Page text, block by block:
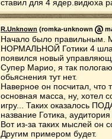
ставил для 4 ядер.видюха
R.Unknown (romka-unknown
Начало было правильным.
НОРМАЛЬНОЙ Готики 4 шла
появился новый
Супер Марио, я так
обьяснения тут нет.
Наверное он посчитал, что
основная масса, ну, хотел
игру... Таких оказалось
название Готика,
Вот из-за таких мыслей он
Другим примером будет.